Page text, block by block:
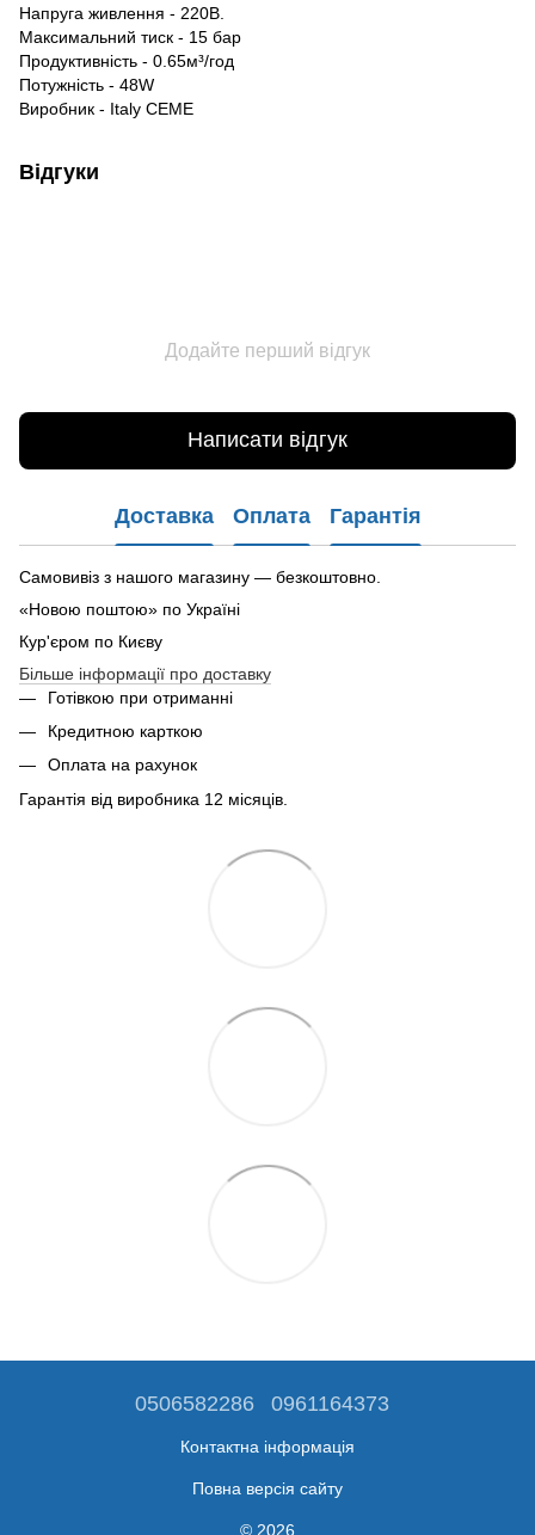
Напруга живлення - 220В.
Максимальний тиск - 15 бар
Продуктивність - 0.65м³/год
Потужність - 48W
Виробник - Italy CEME
Відгуки
Додайте перший відгук
Написати відгук
Доставка Оплата Гарантія
Самовивіз з нашого магазину — безкоштовно.
«Новою поштою» по Україні
Кур'єром по Києву
Більше інформації про доставку
Готівкою при отриманні
Кредитною карткою
Оплата на рахунок
Гарантія від виробника 12 місяців.
0506582286 0961164373
Контактна інформація
Повна версія сайту
© 2026